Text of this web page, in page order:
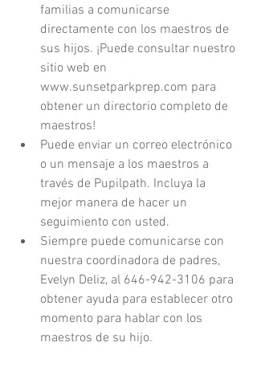
familias a comunicarse
directamente con los maestros de
sus hijos. ¡Puede consultar nuestro
sitio web en
www.sunsetparkprep.com para
obtener un directorio completo de
maestros!
Puede enviar un correo electrónico
o un mensaje a los maestros a
través de Pupilpath. Incluya la
mejor manera de hacer un
seguimiento con usted.
Siempre puede comunicarse con
nuestra coordinadora de padres,
Evelyn Deliz, al 646-942-3106 para
obtener ayuda para establecer otro
momento para hablar con los
maestros de su hijo.